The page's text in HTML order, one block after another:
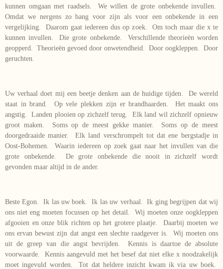
kunnen omgaan met raadsels. We willen de grote onbekende invullen.
Omdat we nergens zo bang voor zijn als voor een onbekende in een
vergelijking. Daarom gaat iedereen dus op zoek. Om toch maar die x te
kunnen invullen. Die grote onbekende. Verschillende theorieën worden
geopperd. Theorieën gevoed door onwetendheid. Door oogkleppen. Door
geruchten.
Uw verhaal doet mij een beetje denken aan de huidige tijden. De wereld
staat in brand. Op vele plekken zijn er brandhaarden. Het maakt ons
angstig. Landen plooien op zichzelf terug. Elk land wil zichzelf opnieuw
groot maken. Soms op de meest gekke manier. Soms op de meest
doorgedraaide manier. Elk land verschrompelt tot dat ene bergstadje in
Oost-Bohemen. Waarin iedereen op zoek gaat naar het invullen van die
grote onbekende. De grote onbekende die nooit in zichzelf wordt
gevonden maar altijd in de ander.
Beste Egon. Ik las uw boek. Ik las uw verhaal. Ik ging begrijpen dat wij
ons niet eng moeten focussen op het detail. Wij moeten onze oogkleppen
afgooien en onze blik richten op het grotere plaatje. Daarbij moeten we
ons ervan bewust zijn dat angst een slechte raadgever is. Wij moeten ons
uit de greep van die angst bevrijden. Kennis is daartoe de absolute
voorwaarde. Kennis aangevuld met het besef dat niet elke x noodzakelijk
moet ingevuld worden. Tot dat heldere inzicht kwam ik via uw boek.